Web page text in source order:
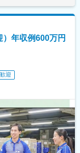
駅、羽後四ツ屋駅、
、田んぼアート駅、七
広場駅
駅、伊那北駅、広丘
、田中駅、切石駅、常
駅、笠師保駅、松任
駅、越中舟橋駅、沢
倉崎駅、松ノ浜駅、藤
駅、光明池駅、武庫川
庫県)、紀伊山田駅、
篠原駅(滋賀県)、多賀
、長浜駅、箕浦駅、讃
県)、北伊予駅、伊予
駅、撫養駅、川原石
島県)、八本松駅、東福
年収例600万円
迎